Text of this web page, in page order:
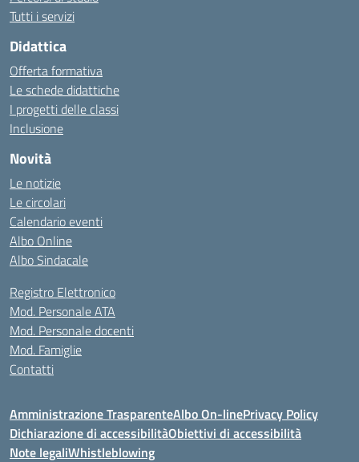
Tutti i servizi
Didattica
Offerta formativa
Le schede didattiche
I progetti delle classi
Inclusione
Novità
Le notizie
Le circolari
Calendario eventi
Albo Online
Albo Sindacale
Registro Elettronico
Mod. Personale ATA
Mod. Personale docenti
Mod. Famiglie
Contatti
Amministrazione TrasparenteAlbo On-linePrivacy Policy
Dichiarazione di accessibilitàObiettivi di accessibilità
Note legaliWhistleblowing